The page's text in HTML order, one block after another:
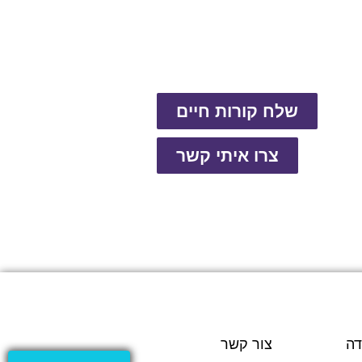
שלח קורות חיים
צרו איתי קשר
צור קשר